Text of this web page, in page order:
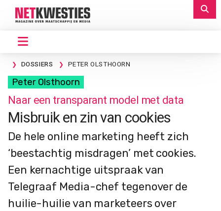
DOSSIERS PETER OLSTHOORN
Peter Olsthoorn
Naar een transparant model met data
Misbruik en zin van cookies
De hele online marketing heeft zich
‘beestachtig misdragen’ met cookies.
Een kernachtige uitspraak van
Telegraaf Media-chef tegenover de
huilie-huilie van marketeers over